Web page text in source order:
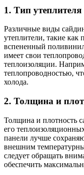
1. Тип утеплителя
Различные виды
утеплители, такие как
вспененный
имеет свои
теплоизоляции.
теплопроводностью,
холода.
2. Толщина и
Толщина и плотность
его
панели лучше
внешним
следует обращать
обеспечить